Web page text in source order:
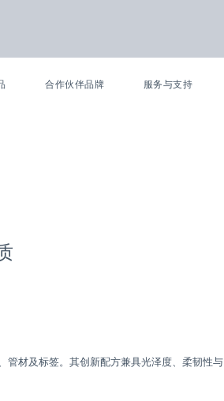
合作伙伴品牌 服务与支持
管材及标签。其创新配方兼具光泽度、柔韧性与